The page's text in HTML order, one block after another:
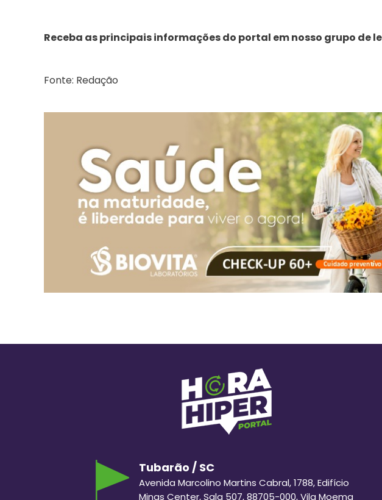
Receba as principais informações do portal em nosso grupo de
Fonte: Redação
Tubarão / SC
Avenida Marcolino Martins Cabral, 1788, Edifício
Minas Center, Sala 507, 88705-000, Vila Moema